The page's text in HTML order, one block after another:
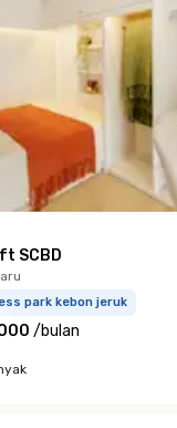
SCBD
park kebon jeruk
/bulan